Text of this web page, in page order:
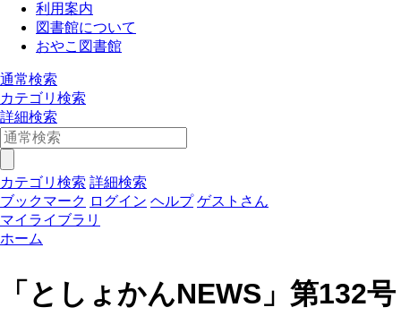
利用案内
図書館について
おやこ図書館
通常検索
カテゴリ検索
詳細検索
カテゴリ検索 詳細検索
ブックマーク ログイン ヘルプ ゲストさん
マイライブラリ
ホーム
「としょかんNEWS」第132号